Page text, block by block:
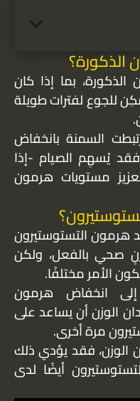
الذكورة؟
بما إذا كان
للجوع لفترات طويلة
السمنة بانخفاض
يُسهِم الصيام -إذا
مستويات هرمون
هرمون التستوستيرون
صحي بالفعل، ولكن
الأمر مختلفًا.
انخفاض هرمون
الوزن أن يساعد على
مرة أخرى.
الوزن، فقد يؤدي ذلك
أيضًا لدى